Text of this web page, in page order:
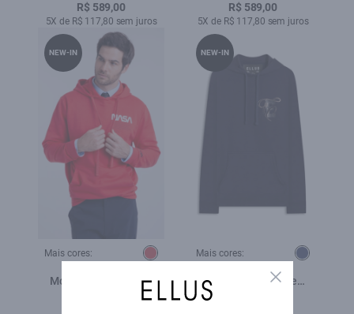
R$ 589,00
5X de R$ 117,80 sem juros
R$ 589,00
5X de R$ 117,80 sem juros
Mais cores:
Moletom Nasa Worm
NEW-IN
Mais cores:
Moletom Fleece e
College Dark Navy
NEW-IN
Close